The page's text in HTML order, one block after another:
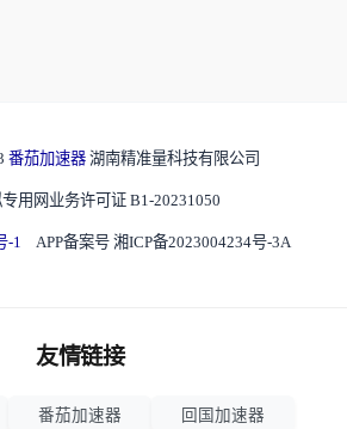
番茄加速器 湖南精准量科技有限公司
用网业务许可证 B1-20231050
-1 APP备案号 湘ICP备2023004234号-3A
友情链接
番茄加速器
回国加速器